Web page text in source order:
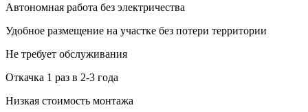
Автономная работа без электричества
Удобное размещение на участке без потери территории
Не требует обслуживания
Откачка 1 раз в 2-3 года
Низкая стоимость монтажа